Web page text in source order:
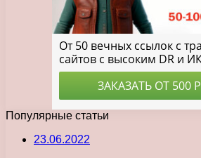
Популярные статьи
23.06.2022